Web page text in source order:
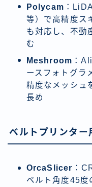
Polycam ：
等）で高精度ス
も対応し、不動
む
Meshroom ：
ースフォトグラ
精度なメッシュ
長め
ベルトプリンター
OrcaSlicer ：
ベルト角度45度